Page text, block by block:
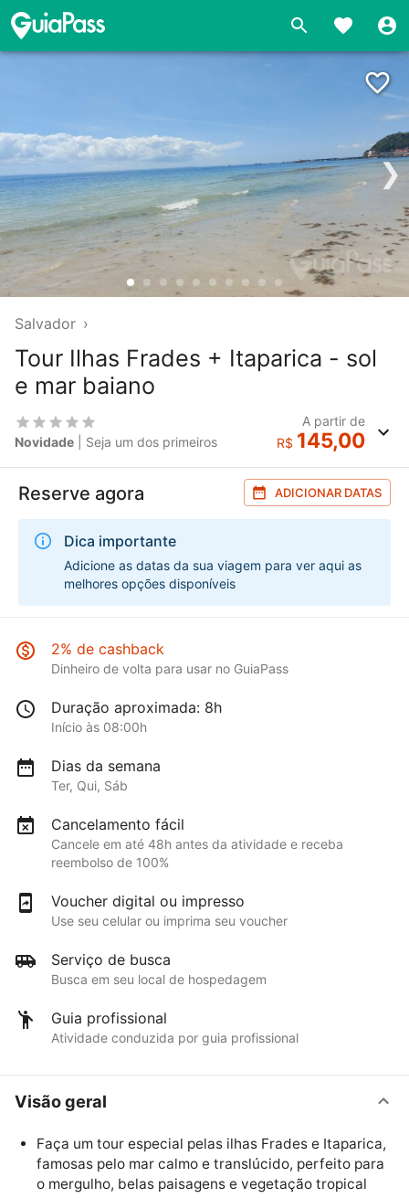
❯
Salvador ›
Tour Ilhas Frades + Itaparica - sol
e mar baiano
Novidade | Seja um dos primeiros
A partir de
R$ 145,00
Reserve agora ADICIONAR DATAS
Dica importante
Adicione as datas da sua viagem para ver aqui as
melhores opções disponíveis
2% de cashback
Dinheiro de volta para usar no GuiaPass
Duração aproximada: 8h
Início às 08:00h
Dias da semana
Ter, Qui, Sáb
Cancelamento fácil
Cancele em até 48h antes da atividade e receba
reembolso de 100%
Voucher digital ou impresso
Use seu celular ou imprima seu voucher
Serviço de busca
Busca em seu local de hospedagem
Guia profissional
Atividade conduzida por guia profissional
Visão geral
Faça um tour especial pelas ilhas Frades e Itaparica,
famosas pelo mar calmo e translúcido, perfeito para
o mergulho, belas paisagens e vegetação tropical